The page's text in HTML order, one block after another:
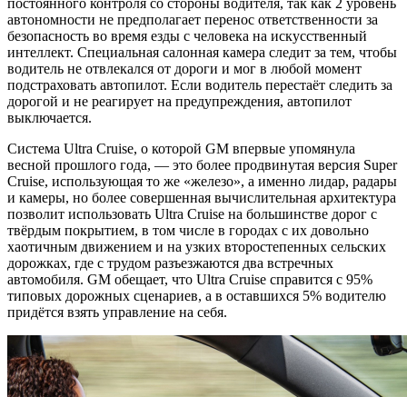
постоянного контроля со стороны водителя, так как 2 уровень
автономности не предполагает перенос ответственности за
безопасность во время езды с человека на искусственный
интеллект. Специальная салонная камера следит за тем, чтобы
водитель не отвлекался от дороги и мог в любой момент
подстраховать автопилот. Если водитель перестаёт следить за
дорогой и не реагирует на предупреждения, автопилот
выключается.
Система Ultra Cruise, о которой GM впервые упомянула
весной прошлого года, — это более продвинутая версия Super
Cruise, использующая то же «железо», а именно лидар, радары
и камеры, но более совершенная вычислительная архитектура
позволит использовать Ultra Cruise на большинстве дорог с
твёрдым покрытием, в том числе в городах с их довольно
хаотичным движением и на узких второстепенных сельских
дорожках, где с трудом разъезжаются два встречных
автомобиля. GM обещает, что Ultra Cruise справится с 95%
типовых дорожных сценариев, а в оставшихся 5% водителю
придётся взять управление на себя.